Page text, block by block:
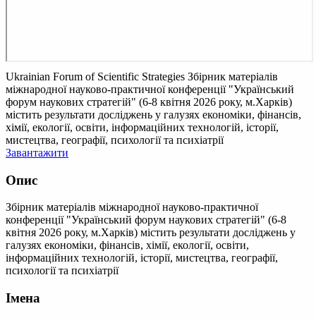
Ukrainian Forum of Scientific Strategies Збірник матеріалів
міжнародної науково-практичної конференції "Український
форум наукових стратегій" (6-8 квітня 2026 року, м.Харків)
містить результати досліджень у галузях економіки, фінансів,
хімії, екології, освіти, інформаційних технологій, історії,
мистецтва, географії, психології та психіатрії
Завантажити
Опис
Збірник матеріалів міжнародної науково-практичної
конференції "Український форум наукових стратегій" (6-8
квітня 2026 року, м.Харків) містить результати досліджень у
галузях економіки, фінансів, хімії, екології, освіти,
інформаційних технологій, історії, мистецтва, географії,
психології та психіатрії
Імена